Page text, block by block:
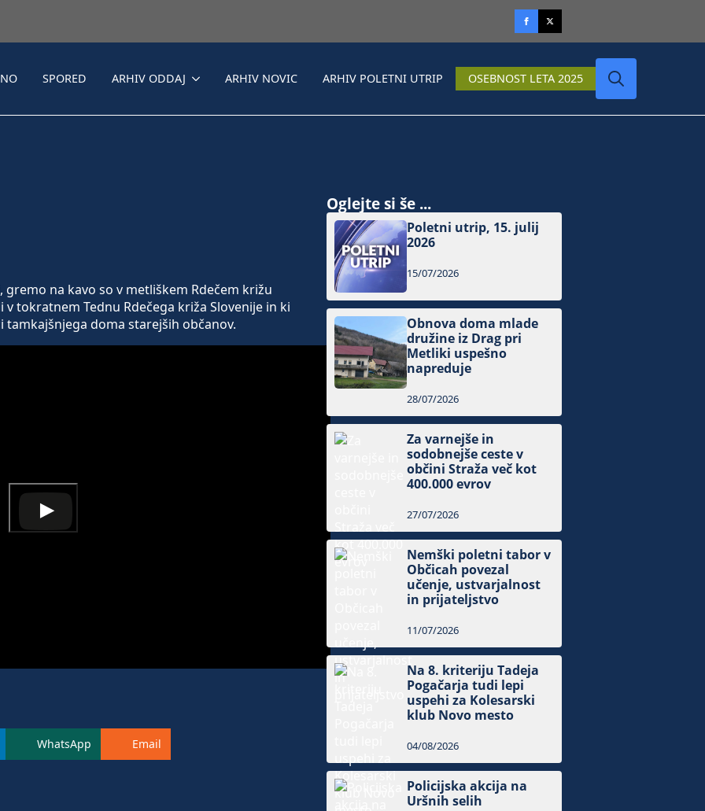
SPORED ARHIV ODDAJ ARHIV NOVIC ARHIV POLETNI UTRIP OSEBNOST LETA 2025
gremo na kavo so v metliškem Rdečem križu
tokratnem Tednu Rdečega križa Slovenije in ki
doma starejših občanov.
WhatsApp Email
Oglejte si še ...
Poletni utrip, 15. julij
2026
15/07/2026
Obnova doma mlade
družine iz Drag pri
Metliki uspešno
napreduje
28/07/2026
Za varnejše in
sodobnejše ceste v
občini Straža več kot
400.000 evrov
27/07/2026
Nemški poletni tabor v
Občicah povezal
učenje, ustvarjalnost
in prijateljstvo
11/07/2026
Na 8. kriteriju Tadeja
Pogačarja tudi lepi
uspehi za Kolesarski
klub Novo mesto
04/08/2026
Policijska akcija na
Uršnih selih